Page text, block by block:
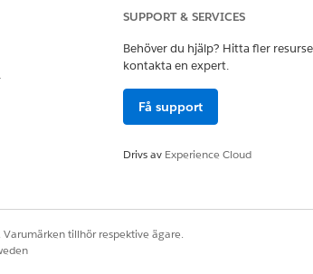
med Okta för att hämta en lista
SUPPORT & SERVICES
Behöver du hjälp? Hitta fler
kontakta en expert.
Få support
Drivs av Experience Cloud
tillhör respektive ägare.